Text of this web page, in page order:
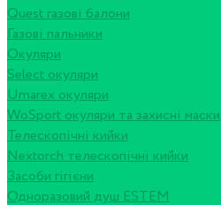
Quest газові балони
Газові пальники
Окуляри
Select окуляри
Umarex окуляри
WoSport окуляри та захисні маски
Телескопічні кийки
Nextorch телескопічні кийки
Засоби гігієни
Одноразовий душ ESTEM